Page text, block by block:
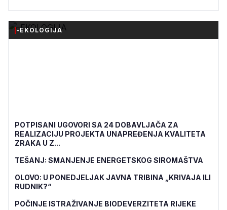
-EKOLOGIJA
POTPISANI UGOVORI SA 24 DOBAVLJAČA ZA
REALIZACIJU PROJEKTA UNAPREĐENJA KVALITETA
ZRAKA U Z...
TEŠANJ: SMANJENJE ENERGETSKOG SIROMAŠTVA
OLOVO: U PONEDJELJAK JAVNA TRIBINA „KRIVAJA ILI
RUDNIK?“
POČINJE ISTRAŽIVANJE BIODEVERZITETA RIJEKE